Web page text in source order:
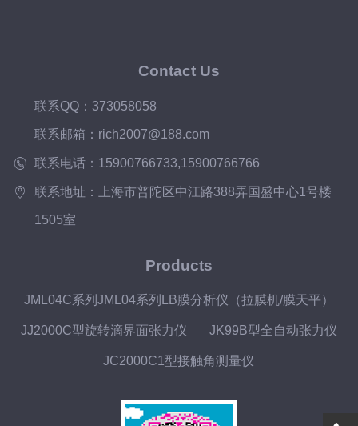
Contact Us
联系QQ：373058058
联系邮箱：rich2007@188.com
联系电话：15900766733,15900766766
联系地址：上海市普陀区中江路388弄国盛中心1号楼
1505室
Products
JML04C系列JML04系列LB膜分析仪（拉膜机/膜天平）
JJ2000C型旋转滴界面张力仪 JK99B型全自动张力仪
JC2000C1型接触角测量仪